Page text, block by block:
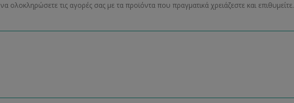
να ολοκληρώσετε τις αγορές σας με τα προϊόντα που πραγματικά χρειάζεστε και επιθυμείτε.